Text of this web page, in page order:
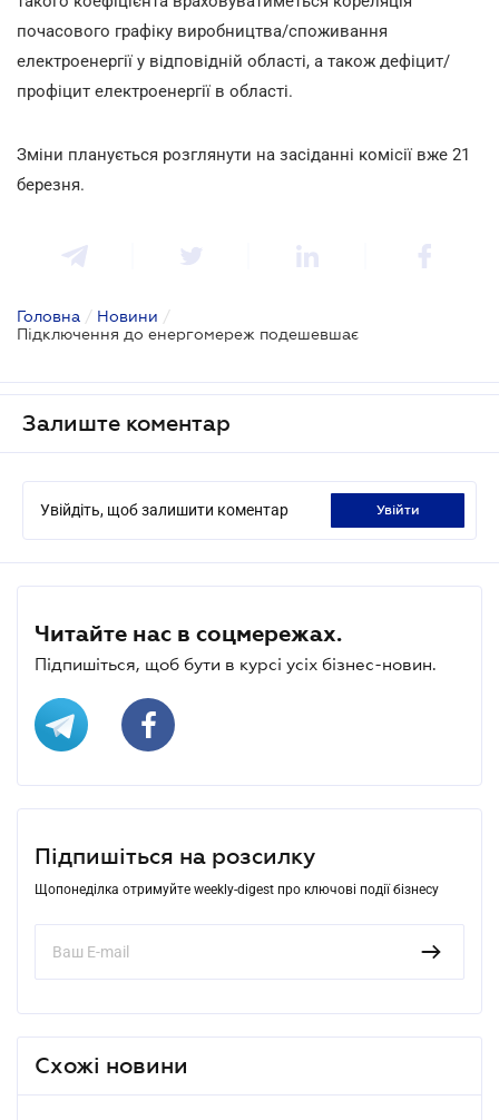
почасового графіку виробництва/споживання
електроенергії у відповідній області, а також дефіцит/
профіцит електроенергії в області.
Зміни планується розглянути на засіданні комісії вже 21
березня.
Головна / Новини /
Підключення до енергомереж подешевшає
Залиште коментар
Увійдіть, щоб залишити коментар увійти
Читайте нас в соцмережах.
Підпишіться, щоб бути в курсі усіх бізнес-новин.
Підпишіться на розсилку
Щопонеділка отримуйте weekly-digest про ключові події бізнесу
Схожі новини